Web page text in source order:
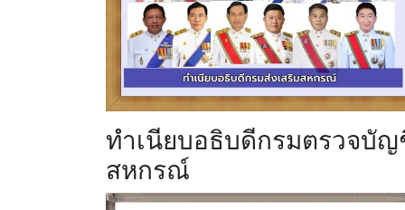
ทำเนียบอธิบดีกรมตรวจบั
สหกรณ์